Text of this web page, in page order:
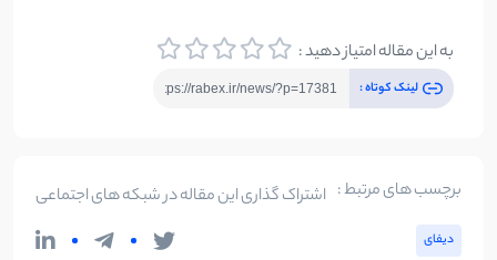
به این مقاله امتیاز دهید :
لینک کوتاه :
برچسب های مرتبط :
دیفای
اشتراک گذاری این مقاله در شبکه های اجتماعی